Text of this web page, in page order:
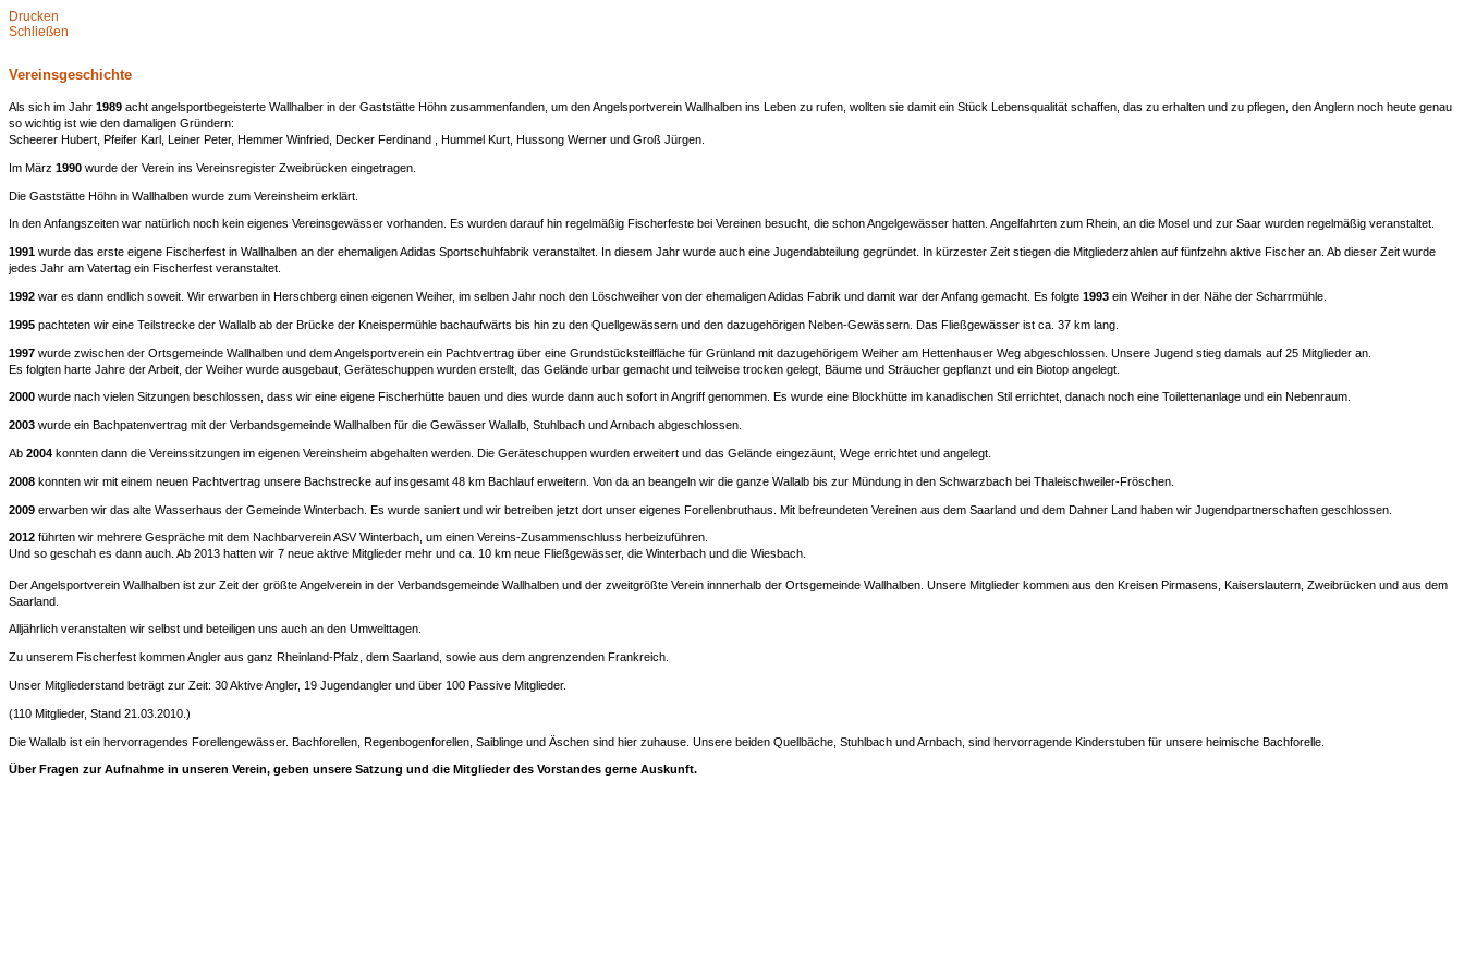
Drucken
Schließen
Vereinsgeschichte
Als sich im Jahr 1989 acht angelsportbegeisterte Wallhalber in der Gaststätte Höhn zusammenfanden, um den Angelsportverein Wallhalben ins Leben zu rufen, wollten sie damit ein Stück Lebensqualität schaffen, das zu erhalten und zu pflegen, den Anglern noch heute genau
so wichtig ist wie den damaligen Gründern:
Scheerer Hubert, Pfeifer Karl, Leiner Peter, Hemmer Winfried, Decker Ferdinand , Hummel Kurt, Hussong Werner und Groß Jürgen.
Im März 1990 wurde der Verein ins Vereinsregister Zweibrücken eingetragen.
Die Gaststätte Höhn in Wallhalben wurde zum Vereinsheim erklärt.
In den Anfangszeiten war natürlich noch kein eigenes Vereinsgewässer vorhanden. Es wurden darauf hin regelmäßig Fischerfeste bei Vereinen besucht, die schon Angelgewässer hatten. Angelfahrten zum Rhein, an die Mosel und zur Saar wurden regelmäßig veranstaltet.
1991 wurde das erste eigene Fischerfest in Wallhalben an der ehemaligen Adidas Sportschuhfabrik veranstaltet. In diesem Jahr wurde auch eine Jugendabteilung gegründet. In kürzester Zeit stiegen die Mitgliederzahlen auf fünfzehn aktive Fischer an. Ab dieser Zeit wurde
jedes Jahr am Vatertag ein Fischerfest veranstaltet.
1992 war es dann endlich soweit. Wir erwarben in Herschberg einen eigenen Weiher, im selben Jahr noch den Löschweiher von der ehemaligen Adidas Fabrik und damit war der Anfang gemacht. Es folgte 1993 ein Weiher in der Nähe der Scharrmühle.
1995 pachteten wir eine Teilstrecke der Wallalb ab der Brücke der Kneispermühle bachaufwärts bis hin zu den Quellgewässern und den dazugehörigen Neben-Gewässern. Das Fließgewässer ist ca. 37 km lang.
1997 wurde zwischen der Ortsgemeinde Wallhalben und dem Angelsportverein ein Pachtvertrag über eine Grundstücksteilfläche für Grünland mit dazugehörigem Weiher am Hettenhauser Weg abgeschlossen. Unsere Jugend stieg damals auf 25 Mitglieder an.
Es folgten harte Jahre der Arbeit, der Weiher wurde ausgebaut, Geräteschuppen wurden erstellt, das Gelände urbar gemacht und teilweise trocken gelegt, Bäume und Sträucher gepflanzt und ein Biotop angelegt.
2000 wurde nach vielen Sitzungen beschlossen, dass wir eine eigene Fischerhütte bauen und dies wurde dann auch sofort in Angriff genommen. Es wurde eine Blockhütte im kanadischen Stil errichtet, danach noch eine Toilettenanlage und ein Nebenraum.
2003 wurde ein Bachpatenvertrag mit der Verbandsgemeinde Wallhalben für die Gewässer Wallalb, Stuhlbach und Arnbach abgeschlossen.
Ab 2004 konnten dann die Vereinssitzungen im eigenen Vereinsheim abgehalten werden. Die Geräteschuppen wurden erweitert und das Gelände eingezäunt, Wege errichtet und angelegt.
2008 konnten wir mit einem neuen Pachtvertrag unsere Bachstrecke auf insgesamt 48 km Bachlauf erweitern. Von da an beangeln wir die ganze Wallalb bis zur Mündung in den Schwarzbach bei Thaleischweiler-Fröschen.
2009 erwarben wir das alte Wasserhaus der Gemeinde Winterbach. Es wurde saniert und wir betreiben jetzt dort unser eigenes Forellenbruthaus. Mit befreundeten Vereinen aus dem Saarland und dem Dahner Land haben wir Jugendpartnerschaften geschlossen.
2012 führten wir mehrere Gespräche mit dem Nachbarverein ASV Winterbach, um einen Vereins-Zusammenschluss herbeizuführen.
Und so geschah es dann auch. Ab 2013 hatten wir 7 neue aktive Mitglieder mehr und ca. 10 km neue Fließgewässer, die Winterbach und die Wiesbach.
Der Angelsportverein Wallhalben ist zur Zeit der größte Angelverein in der Verbandsgemeinde Wallhalben und der zweitgrößte Verein innnerhalb der Ortsgemeinde Wallhalben. Unsere Mitglieder kommen aus den Kreisen Pirmasens, Kaiserslautern, Zweibrücken und aus dem
Saarland.
Alljährlich veranstalten wir selbst und beteiligen uns auch an den Umwelttagen.
Zu unserem Fischerfest kommen Angler aus ganz Rheinland-Pfalz, dem Saarland, sowie aus dem angrenzenden Frankreich.
Unser Mitgliederstand beträgt zur Zeit: 30 Aktive Angler, 19 Jugendangler und über 100 Passive Mitglieder.
(110 Mitglieder, Stand 21.03.2010.)
Die Wallalb ist ein hervorragendes Forellengewässer. Bachforellen, Regenbogenforellen, Saiblinge und Äschen sind hier zuhause. Unsere beiden Quellbäche, Stuhlbach und Arnbach, sind hervorragende Kinderstuben für unsere heimische Bachforelle.
Über Fragen zur Aufnahme in unseren Verein, geben unsere Satzung und die Mitglieder des Vorstandes gerne Auskunft.